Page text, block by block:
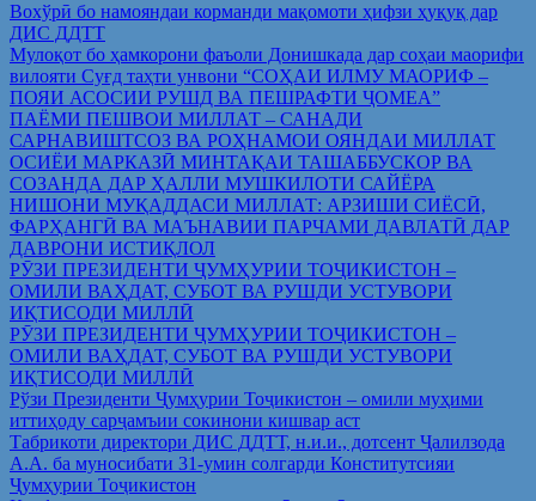
Вохўрӣ бо намояндаи корманди мақомоти ҳифзи ҳуқуқ дар
ДИС ДДТТ
Мулоқот бо ҳамкорони фаъоли Донишкада дар соҳаи маорифи
вилояти Суғд таҳти унвони “СОҲАИ ИЛМУ МАОРИФ –
ПОЯИ АСОСИИ РУШД ВА ПЕШРАФТИ ҶОМЕА”
ПАЁМИ ПЕШВОИ МИЛЛАТ – САНАДИ
САРНАВИШТСОЗ ВА РОҲНАМОИ ОЯНДАИ МИЛЛАТ
ОСИЁИ МАРКАЗӢ МИНТАҚАИ ТАШАББУСКОР ВА
СОЗАНДА ДАР ҲАЛЛИ МУШКИЛОТИ САЙЁРА
НИШОНИ МУҚАДДАСИ МИЛЛАТ: АРЗИШИ СИЁСӢ,
ФАРҲАНГӢ ВА МАЪНАВИИ ПАРЧАМИ ДАВЛАТӢ ДАР
ДАВРОНИ ИСТИҚЛОЛ
РӮЗИ ПРЕЗИДЕНТИ ҶУМҲУРИИ ТОҶИКИСТОН –
ОМИЛИ ВАҲДАТ, СУБОТ ВА РУШДИ УСТУВОРИ
ИҚТИСОДИ МИЛЛӢ
РӮЗИ ПРЕЗИДЕНТИ ҶУМҲУРИИ ТОҶИКИСТОН –
ОМИЛИ ВАҲДАТ, СУБОТ ВА РУШДИ УСТУВОРИ
ИҚТИСОДИ МИЛЛӢ
Рўзи Президенти Ҷумҳурии Тоҷикистон – омили муҳими
иттиҳоду сарҷамъии сокинони кишвар аст
Табрикоти директори ДИС ДДТТ, н.и.и., дотсент Ҷалилзода
А.А. ба муносибати 31-умин солгарди Конститутсияи
Ҷумҳурии Тоҷикистон